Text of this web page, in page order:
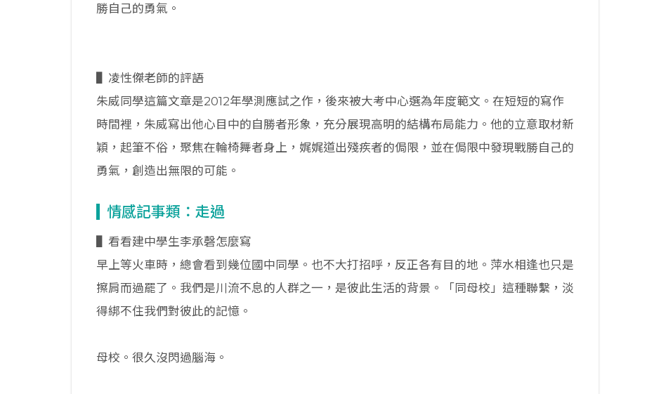
勝自己的勇氣。
▌凌性傑老師的評語
朱威同學這篇文章是2012年學測應試之作，後來被大考中心選為年度範文。在短短的寫作
時間裡，朱威寫出他心目中的自勝者形象，充分展現高明的結構布局能力。他的立意取材新
穎，起筆不俗，聚焦在輪椅舞者身上，娓娓道出殘疾者的侷限，並在侷限中發現戰勝自己的
勇氣，創造出無限的可能。
情感記事類：走過
▌看看建中學生李承磬怎麼寫
早上等火車時，總會看到幾位國中同學。也不大打招呼，反正各有目的地。萍水相逢也只是
擦肩而過罷了。我們是川流不息的人群之一，是彼此生活的背景。「同母校」這種聯繫，淡
得綁不住我們對彼此的記憶。
母校。很久沒閃過腦海。